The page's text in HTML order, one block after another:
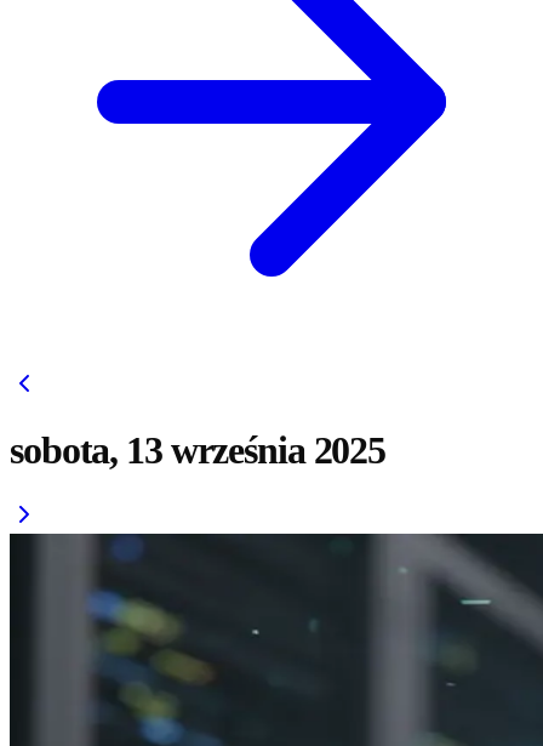
sobota, 13 września 2025